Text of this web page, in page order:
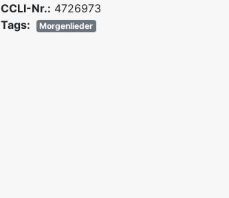
CCLI-Nr.: 4726973
Tags:
Morgenlieder